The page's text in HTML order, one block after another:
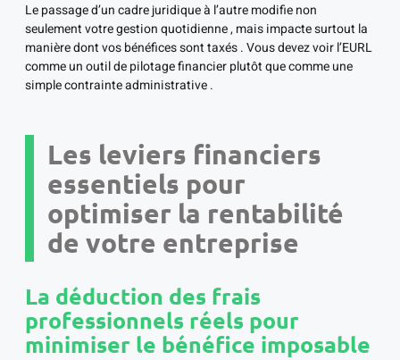
Le passage d’un cadre juridique à l’autre modifie non
seulement votre gestion quotidienne , mais impacte surtout la
manière dont vos bénéfices sont taxés . Vous devez voir l’EURL
comme un outil de pilotage financier plutôt que comme une
simple contrainte administrative .
Les leviers financiers
essentiels pour
optimiser la rentabilité
de votre entreprise
La déduction des frais
professionnels réels pour
minimiser le bénéfice imposable